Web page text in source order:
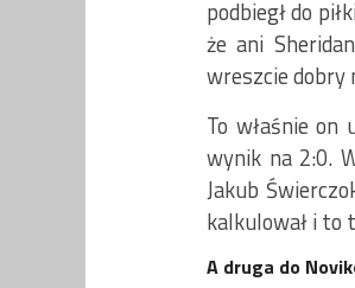
podbiegł do
że ani
wreszcie dobry
To właśnie on
wynik na 2:0.
Jakub
kalkulował i to
A druga do